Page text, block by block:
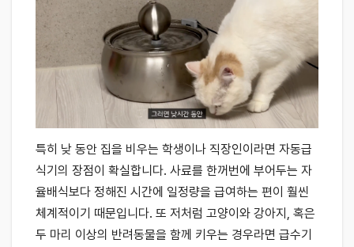
특히 낮 동안 집을 비우는 학생이나 직장인이라면 자동급
식기의 장점이 확실합니다. 사료를 한꺼번에 부어두는 자
율배식보다 정해진 시간에 일정량을 급여하는 편이 훨씬
체계적이기 때문입니다. 또 저처럼 고양이와 강아지, 혹은
두 마리 이상의 반려동물을 함께 키우는 경우라면 급수기